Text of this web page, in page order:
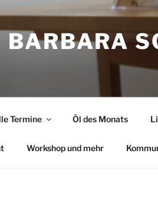
Termine Öl des Monats
Workshop und mehr